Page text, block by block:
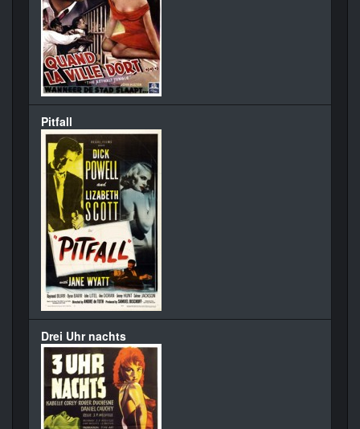
Pitfall
Drei Uhr nachts